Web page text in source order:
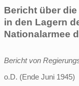
Bericht über
in den Lagern
Nationalarmee
Bericht von
o.D. (Ende Juni 1945)